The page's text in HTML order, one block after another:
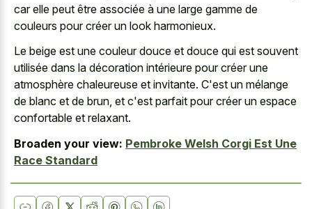
car elle peut être associée à une large gamme de
couleurs pour créer un look harmonieux.
Le beige est une couleur douce et douce qui est souvent
utilisée dans la décoration intérieure pour créer une
atmosphère chaleureuse et invitante. C'est un mélange
de blanc et de brun, et c'est parfait pour créer un espace
confortable et relaxant.
Broaden your view: Pembroke Welsh Corgi Est Une
Race Standard